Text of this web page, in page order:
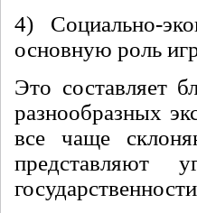
4) Социально-
основную роль
Это составляет
разнообразных
все чаще
представляют